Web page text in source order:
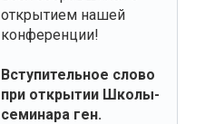
открытием нашей
конференции!
Вступительное слово
при открытии Школы-
семинара ген.